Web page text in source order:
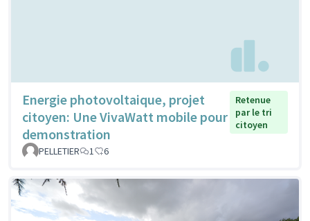
Energie photovoltaique, projet
citoyen: Une VivaWatt mobile pour
demonstration
Retenue
par le tri
citoyen
PELLETIER 1 6